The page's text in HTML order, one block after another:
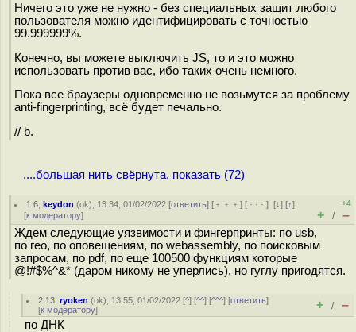
Ничего это уже не нужно - без специальных защит любого
пользователя можно идентифицировать с точностью
99.999999%.
Конечно, вы можете выключить JS, то и это можно
использовать против вас, ибо таких очень немного.
Пока все браузеры одновременно не возьмутся за проблему
anti-fingerprinting, всё будет печально.
// b.
....большая нить свёрнута, показать (72)
1.6 ,keydon (ok), 13:34, 01/02/2022 [ответить] [ ﹢﹢﹢] [ · · ·][↓] [↑]
[к модератору]
+4
+ / –
Ждем следующие уязвимости и фингерпринты: по usb,
по гео, по оповещениям, по webassembly, по поисковым
запросам, по pdf, по еще 100500 функциям которые
@!#$%^&* (даром никому не уперлись), но гуглу пригодятся.
2.13 ,ryoken (ok), 13:55, 01/02/2022 [^] [^^] [^^^] [ответить]
[к модератору] + / –
по ДНК